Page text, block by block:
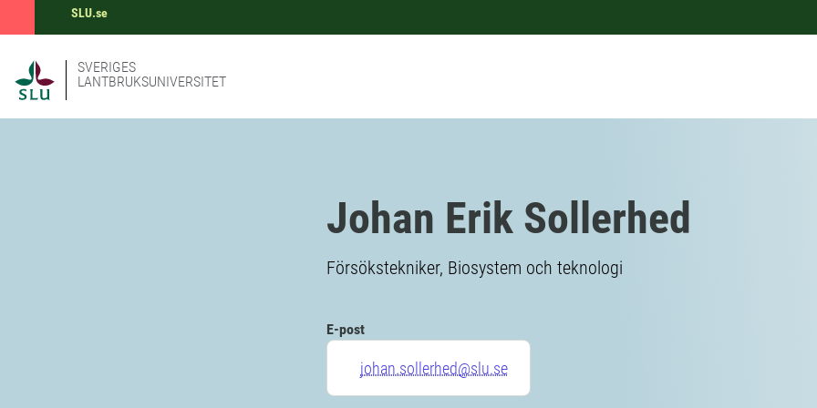
SLU.se
SVERIGES
LANTBRUKSUNIVERSITET
Johan Erik Sollerhed
Försökstekniker, Biosystem och teknologi
E-post
johan.sollerhed@slu.se